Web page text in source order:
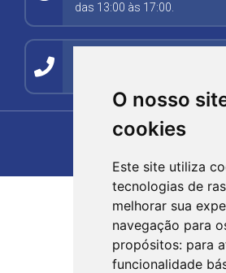
O nosso
cookies
Este site utiliza
tecnologias de
melhorar sua
navegação para
propósitos: para
funcionalidade
das 13:00 às 17:00.